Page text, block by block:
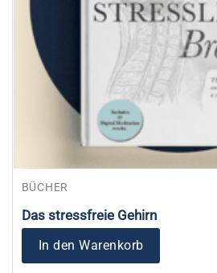
BÜCHER
Das stressfreie Gehirn
In den Warenkorb